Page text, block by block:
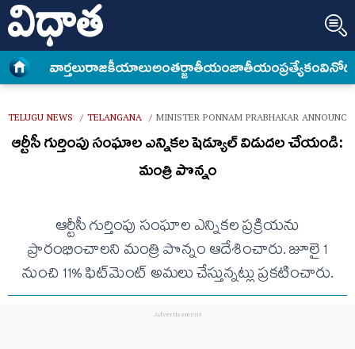
వార్త‌లురాజకీయాలుఅంత‌ర్జాతీయంజాతీయంప్రత్యేకం
TELUGU NEWS / TELANGANA / MINISTER PONNAM PRABHAKAR
ఆర్టీసీ గుర్తింపు సంఘాల ఎన్నికల షెడ్యూల్ విడుదల చేయండి:
మంత్రి పొన్నం
ఆర్టీసీ గుర్తింపు సంఘాల ఎన్నికల ప్రక్రియను
ప్రారంభించాలని మంత్రి పొన్నం ఆదేశించారు. జూలై 1
నుంచి 11% ఫిట్‌మెంట్ అమలు చేస్తున్నట్లు ప్రకటించారు.